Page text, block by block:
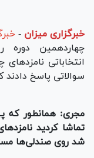
خبرگزاری میزان -
چهاردهمین دوره
انتخاباتی
سوالاتی پاسخ
مجری: همانطور که
تماشا کردید
شد روی صندلی‌ها